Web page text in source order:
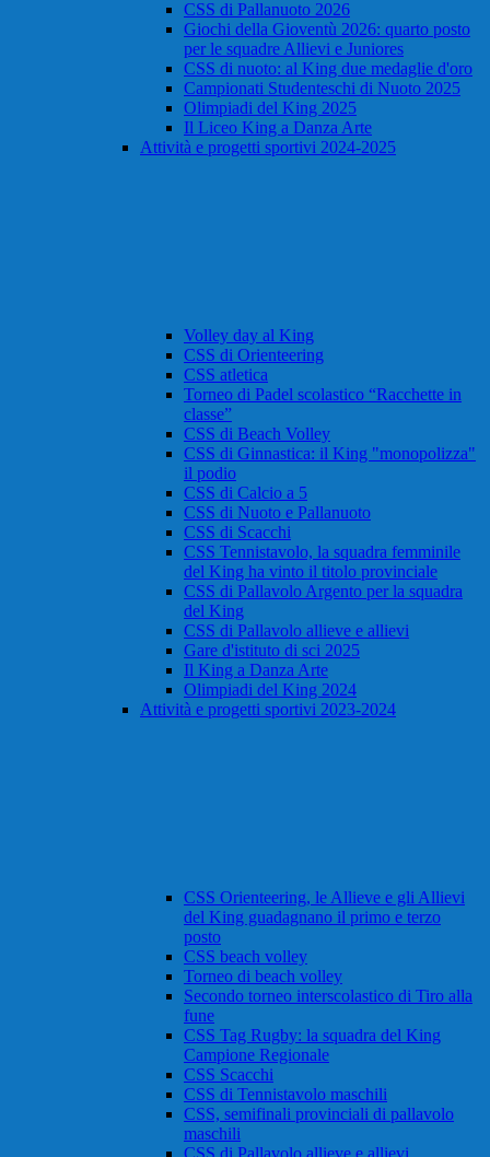
CSS di Pallanuoto 2026
Giochi della Gioventù 2026: quarto posto
per le squadre Allievi e Juniores
CSS di nuoto: al King due medaglie d'oro
Campionati Studenteschi di Nuoto 2025
Olimpiadi del King 2025
Il Liceo King a Danza Arte
Attività e progetti sportivi 2024-2025
Volley day al King
CSS di Orienteering
CSS atletica
Torneo di Padel scolastico “Racchette in
classe”
CSS di Beach Volley
CSS di Ginnastica: il King "monopolizza"
il podio
CSS di Calcio a 5
CSS di Nuoto e Pallanuoto
CSS di Scacchi
CSS Tennistavolo, la squadra femminile
del King ha vinto il titolo provinciale
CSS di Pallavolo Argento per la squadra
del King
CSS di Pallavolo allieve e allievi
Gare d'istituto di sci 2025
Il King a Danza Arte
Olimpiadi del King 2024
Attività e progetti sportivi 2023-2024
CSS Orienteering, le Allieve e gli Allievi
del King guadagnano il primo e terzo
posto
CSS beach volley
Torneo di beach volley
Secondo torneo interscolastico di Tiro alla
fune
CSS Tag Rugby: la squadra del King
Campione Regionale
CSS Scacchi
CSS di Tennistavolo maschili
CSS, semifinali provinciali di pallavolo
maschili